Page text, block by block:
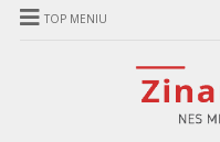
TOP MENIU